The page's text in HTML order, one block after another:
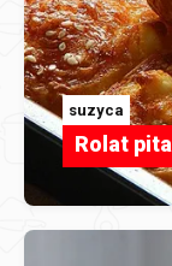
suzyca
Rolat pita